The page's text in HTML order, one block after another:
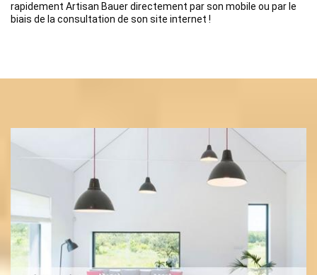
rapidement Artisan Bauer directement par son mobile ou par le
biais de la consultation de son site internet !